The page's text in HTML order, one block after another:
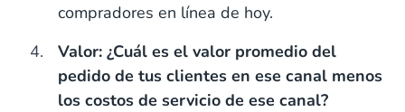
compradores en línea de hoy.
Valor: ¿Cuál es el valor promedio del
pedido de tus clientes en ese canal menos
los costos de servicio de ese canal?